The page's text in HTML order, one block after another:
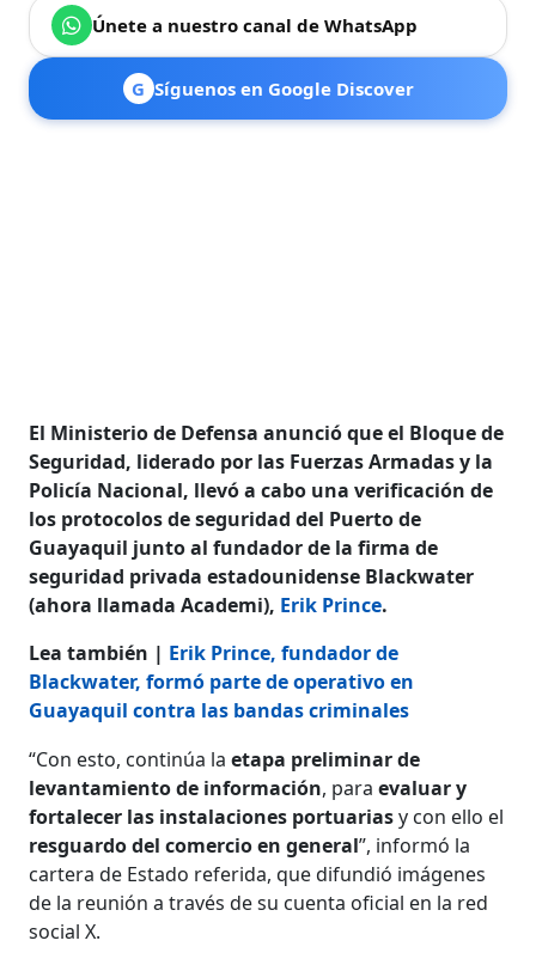
Únete a nuestro canal de WhatsApp
G Síguenos en Google Discover
El Ministerio de Defensa anunció que el Bloque de
Seguridad, liderado por las Fuerzas Armadas y la
Policía Nacional, llevó a cabo una verificación de
los protocolos de seguridad del Puerto de
Guayaquil junto al fundador de la firma de
seguridad privada estadounidense Blackwater
(ahora llamada Academi), Erik Prince.
Lea también | Erik Prince, fundador de
Blackwater, formó parte de operativo en
Guayaquil contra las bandas criminales
“Con esto, continúa la etapa preliminar de
levantamiento de información, paraevaluar y
fortalecer las instalaciones portuariasy con ello el
resguardo del comercio en general”, informó la
cartera de Estado referida, que difundió imágenes
de la reunión a través de su cuenta oficial en la red
social X.